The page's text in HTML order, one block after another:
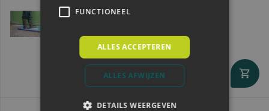
Ontsmettingsmat | tbv laarzen/ schoenen |
85x60x3cm | blauw
€49,26
Direct leverbaar
FUNCTIONEEL
ALLES ACCEPTEREN
ALLES AFWIJZEN
DETAILS WEERGEVEN